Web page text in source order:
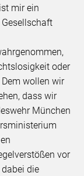
mir ein
oder
wollen wir
dass wir
München
vor
die